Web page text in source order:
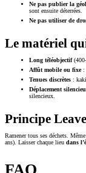
Ne pas publier la
sont ensuite déterrées.
Ne pas utiliser de
Le matériel
Long téléobjectif(400-
Affût mobile ou fixe:
Tenues discrètes :
Déplacement
silencieux.
Principe
Ramener tous ses déchets.
ans). Laisser chaque lieu dans